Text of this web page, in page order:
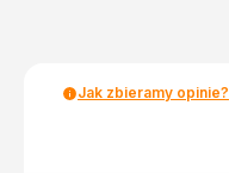
Jak zbieramy opinie?